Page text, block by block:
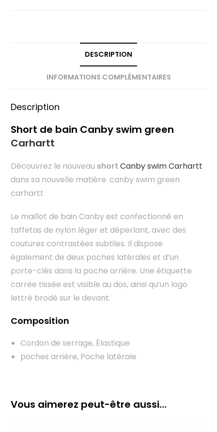
DESCRIPTION
INFORMATIONS COMPLÉMENTAIRES
Description
Short de bain Canby swim green
Carhartt
Découvrez le nouveau short Canby swim Carhartt
dans sa nouvelle matière. canby swim green
carhartt
Le maillot de bain Canby est confectionné en
taffetas de nylon léger et déperlant, avec des
coutures contrastées subtiles. Il dispose
également de deux poches latérales et d’un
porte-clés dans la poche arrière. Une étiquette
carrée tissée est visible au dos, ainsi qu’un logo
lettré brodé sur le devant.
Composition
Cordon de serrage, Élastique
poches arrière, Poche latérale
Vous aimerez peut-être aussi…